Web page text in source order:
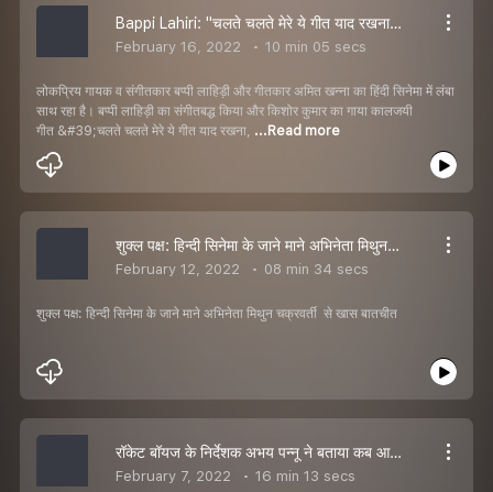
Bappi Lahiri: ''चलते चलते मेरे ये गीत याद रखना'', गीतकार अमित खन्ना ने याद की बप्पी लाहिड़ी संग बने कालजयी गाने की मेकिंग
February 16, 2022 10 min 05 secs
लोकप्रिय गायक व संगीतकार बप्पी लाहिड़ी और गीतकार अमित खन्ना का हिंदी सिनेमा में लंबा
साथ रहा है। बप्पी लाहिड़ी का संगीतबद्ध किया और किशोर कुमार का गाया कालजयी
गीत &#39;चलते चलते मेरे ये गीत याद रखना, ...Read more
शुक्ल पक्ष: हिन्दी सिनेमा के जाने माने अभिनेता मिथुन चक्रवर्ती से खास बातचीत
February 12, 2022 08 min 34 secs
शुक्ल पक्ष: हिन्दी सिनेमा के जाने माने अभिनेता मिथुन चक्रवर्ती से खास बातचीत
रॉकेट बॉयज के निर्देशक अभय पन्नू ने बताया कब आने वाला है शो का दूसरा सीजन
February 7, 2022 16 min 13 secs